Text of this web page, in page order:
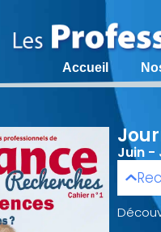
Accueil
Juin -